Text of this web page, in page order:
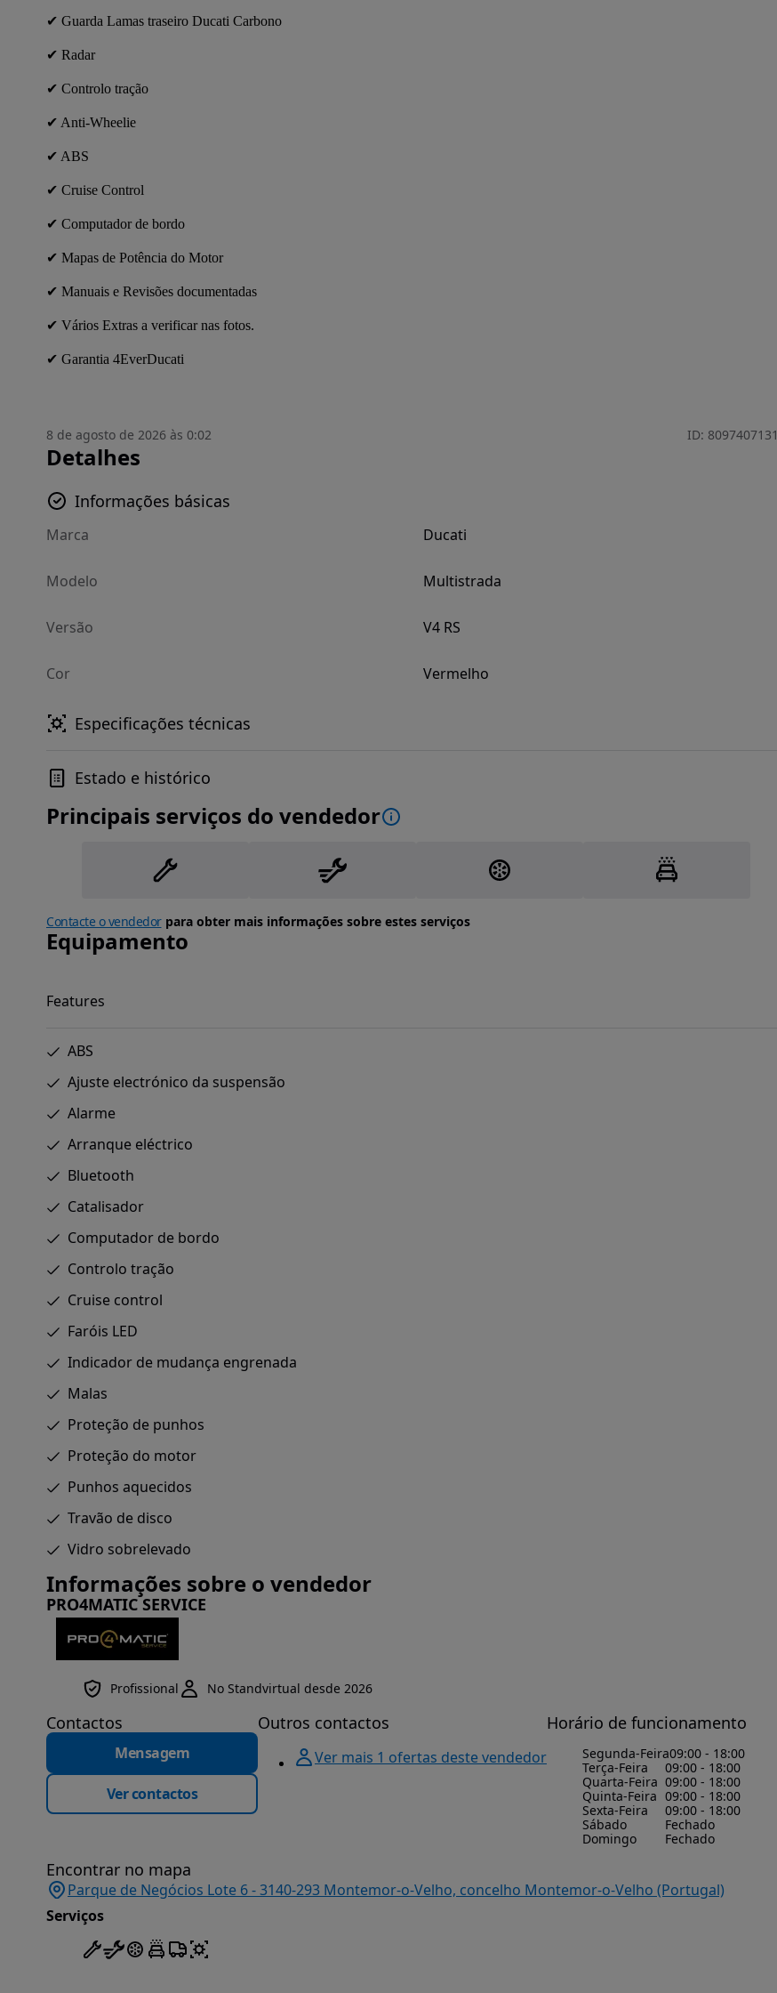
✔ Guarda Lamas traseiro Ducati Carbono
✔ Radar
✔ Controlo tração
✔ Anti-Wheelie
✔ ABS
✔ Cruise Control
✔ Computador de bordo
✔ Mapas de Potência do Motor
✔ Manuais e Revisões documentadas
✔ Vários Extras a verificar nas fotos.
✔ Garantia 4EverDucati
8 de agosto de 2026 às 0:02 ID: 8097407131
Detalhes
Informações básicas
Marca Ducati
Modelo Multistrada
Versão V4 RS
Cor Vermelho
Especificações técnicas
Estado e histórico
Principais serviços do vendedor
Contacte o vendedorpara obter mais informações sobre estes serviços
Equipamento
Features
ABS
Ajuste electrónico da suspensão
Alarme
Arranque eléctrico
Bluetooth
Catalisador
Computador de bordo
Controlo tração
Cruise control
Faróis LED
Indicador de mudança engrenada
Malas
Proteção de punhos
Proteção do motor
Punhos aquecidos
Travão de disco
Vidro sobrelevado
Informações sobre o vendedor
PRO4MATIC SERVICE
Profissional No Standvirtual desde 2026
Contactos
Mensagem
Ver contactos
Outros contactos
Ver mais 1 ofertas deste vendedor
Horário de funcionamento
Segunda-Feira09:00 - 18:00
Terça-Feira
09:00 - 18:00
Quarta-Feira 09:00 - 18:00
Quinta-Feira 09:00 - 18:00
Sexta-Feira
09:00 - 18:00
Sábado
Fechado
Domingo
Fechado
Encontrar no mapa
Parque de Negócios Lote 6 - 3140-293 Montemor-o-Velho, concelho Montemor-o-Velho (Portugal)
Serviços